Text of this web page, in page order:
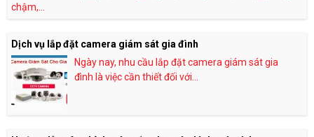
chậm,...
Dịch vụ lắp đặt camera giám sát gia đình
Ngày nay, nhu cầu lắp đặt camera giám sát gia
đình là việc cần thiết đối với...